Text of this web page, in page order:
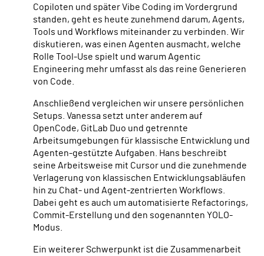
Copiloten und später Vibe Coding im Vordergrund
standen, geht es heute zunehmend darum, Agents,
Tools und Workflows miteinander zu verbinden. Wir
diskutieren, was einen Agenten ausmacht, welche
Rolle Tool-Use spielt und warum Agentic
Engineering mehr umfasst als das reine Generieren
von Code.
Anschließend vergleichen wir unsere persönlichen
Setups. Vanessa setzt unter anderem auf
OpenCode, GitLab Duo und getrennte
Arbeitsumgebungen für klassische Entwicklung und
Agenten-gestützte Aufgaben. Hans beschreibt
seine Arbeitsweise mit Cursor und die zunehmende
Verlagerung von klassischen Entwicklungsabläufen
hin zu Chat- und Agent-zentrierten Workflows.
Dabei geht es auch um automatisierte Refactorings,
Commit-Erstellung und den sogenannten YOLO-
Modus.
Ein weiterer Schwerpunkt ist die Zusammenarbeit